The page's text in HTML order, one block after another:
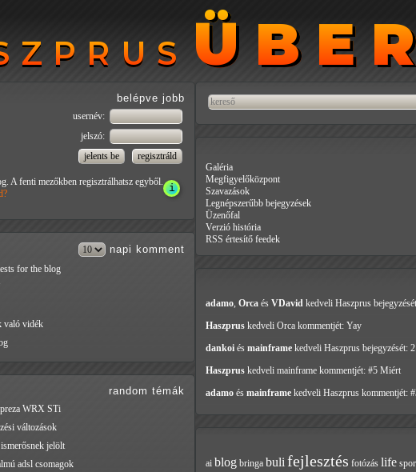
belépve jobb
usernév:
jelszó:
A fenti mezőkben regisztrálhatsz egyből.
napi komment
for the blog
való vidék
random témák
WRX STi
változások
jelölt
adsl csomagok
Galéria
Megfigyelőközpont
Szavazások
Legnépszerűbb bejegyzések
Üzenőfal
Verzió história
RSS értesítő feedek
adamo, Orca és VDavid kedveli Haszprus
Haszprus kedveli Orca kommentjét: Yay
dankoi és mainframe kedveli Haszprus bejegyzését:
Haszprus kedveli mainframe kommentjét: #5 Miért
adamo és mainframe kedveli Haszprus kommentjét:
ai blog bringa buli fejlesztés fotózás life